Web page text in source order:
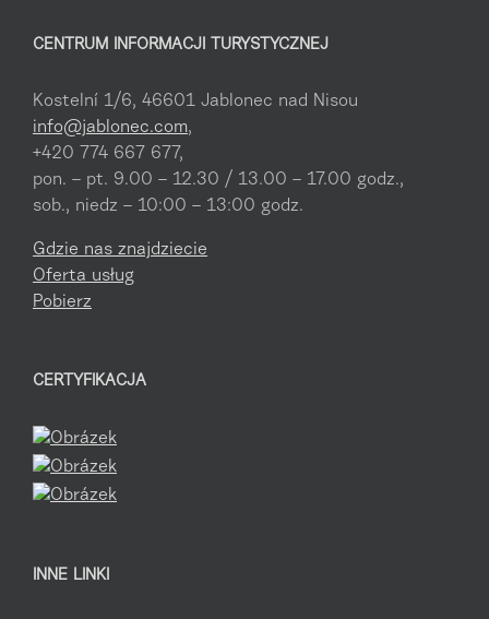
CENTRUM INFORMACJI TURYSTYCZNEJ
Kostelní 1/6, 46601 Jablonec nad Nisou
info@jablonec.com,
+420 774 667 677,
pon. – pt. 9.00 – 12.30 / 13.00 – 17.00 godz.,
sob., niedz – 10:00 – 13:00 godz.
Gdzie nas znajdziecie
Oferta usług
Pobierz
CERTYFIKACJA
INNE LINKI